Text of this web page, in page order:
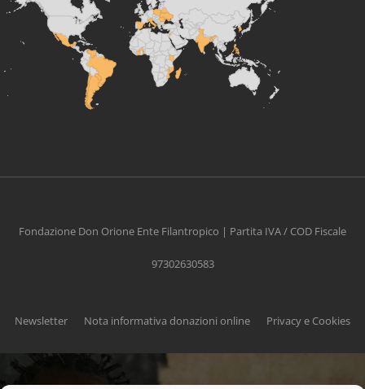
Fondazione Don Orione Ente Filantropico | Partita IVA / COD Fiscale
97302630583
Newsletter Nota informativa donazioni online Privacy e Cookies